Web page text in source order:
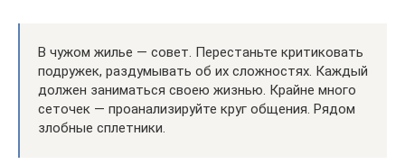
В чужом жилье — совет. Перестаньте критиковать
подружек, раздумывать об их сложностях. Каждый
должен заниматься своею жизнью. Крайне много
сеточек — проанализируйте круг общения. Рядом
злобные сплетники.